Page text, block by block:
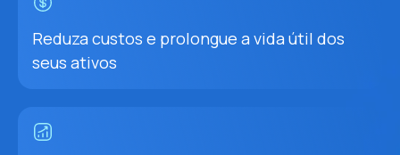
Reduza custos e prolongue a vida útil dos
seus ativos